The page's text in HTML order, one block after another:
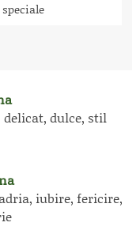
dulce, stil
iubire, fericire,